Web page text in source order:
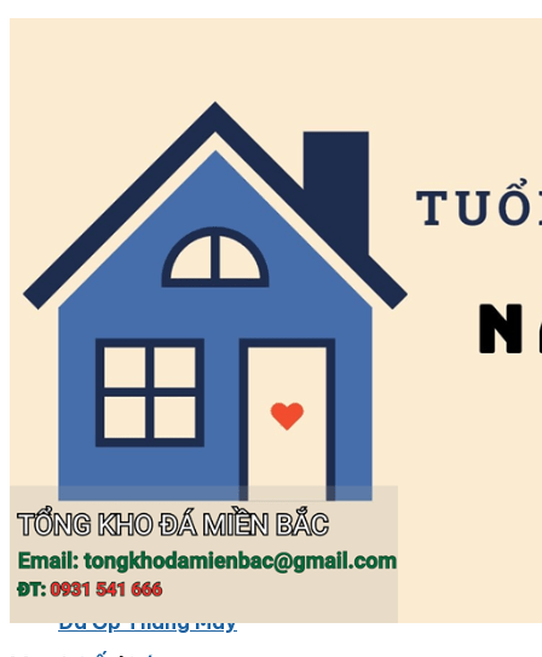
Đá Marble Màu Kem
Đá Marble Màu Nâu
Đá Marble Màu Đen
Đá Marble Màu Đỏ
Đá Ốp Bàn Bếp Nhân Tạo​
Đá Ốp Mộ
Đá Ốp Cột
Đá Ốp Thang Máy